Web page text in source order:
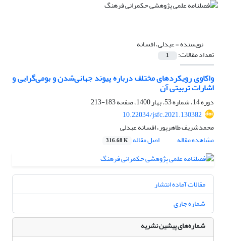
نویسنده =عبدلی، افسانه
تعداد مقالات: 1
واکاوی رویکردهای مختلف درباره پیوند جهانی‌شدن و بومی‌گرایی و
اشارات تربیتی آن
دوره 14، شماره 53، بهار 1400، صفحه
183-213
10.22034/jsfc.2021.130382
محمدشریف طاهرپور، افسانه عبدلی
مشاهده مقاله
اصل مقاله 316.68 K
مقالات آماده انتشار
شماره جاری
شماره‌های پیشین نشریه